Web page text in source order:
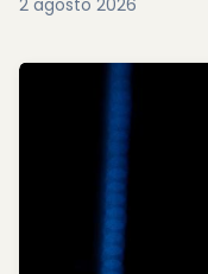
2 agosto 2026